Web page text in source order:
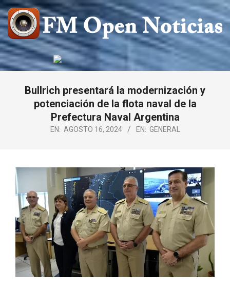
Saltar
al
contenido
FM
OPEN
NOTICIAS
Bullrich presentará la modernización y
potenciación de la flota naval de la
Prefectura Naval Argentina
EN: AGOSTO 16, 2024 EN: GENERAL